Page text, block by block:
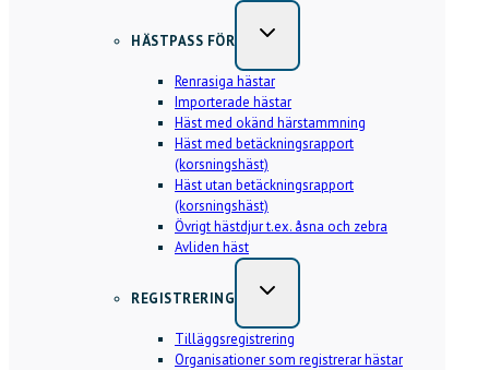
HÄSTPASS FÖR
Renrasiga hästar
Importerade hästar
Häst med okänd härstammning
Häst med betäckningsrapport
(korsningshäst)
Häst utan betäckningsrapport
(korsningshäst)
Övrigt hästdjur t.ex. åsna och zebra
Avliden häst
REGISTRERING
Tilläggsregistrering
Organisationer som registrerar hästar